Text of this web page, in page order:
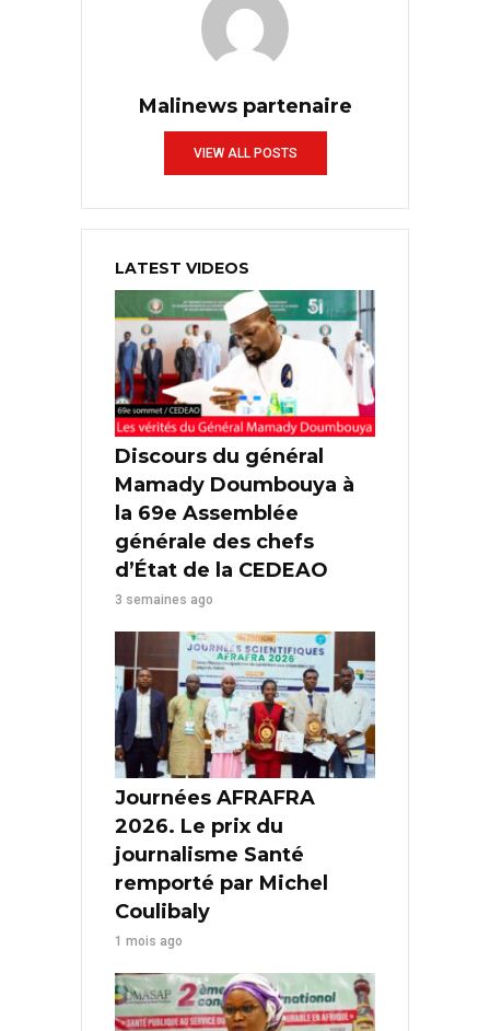
Malinews partenaire
VIEW ALL POSTS
LATEST VIDEOS
Discours du général
Mamady Doumbouya à
la 69e Assemblée
générale des chefs
d’État de la CEDEAO
3 semaines ago
Journées AFRAFRA
2026. Le prix du
journalisme Santé
remporté par Michel
Coulibaly
1 mois ago